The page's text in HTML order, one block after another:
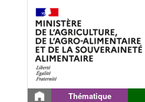
Thématique